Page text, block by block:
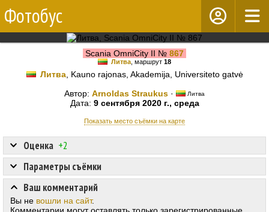
Фотобус
Scania OmniCity II № 867
Литва , маршрут 18
Литва, Kauno rajonas, Akademija, Universiteto gatvė
Автор: Arnoldas Straukus · Литва
Дата: 9 сентября 2020 г., среда
Показать место съёмки на карте
Оценка +2
Параметры съёмки
Ваш комментарий
Вы не вошли на сайт.